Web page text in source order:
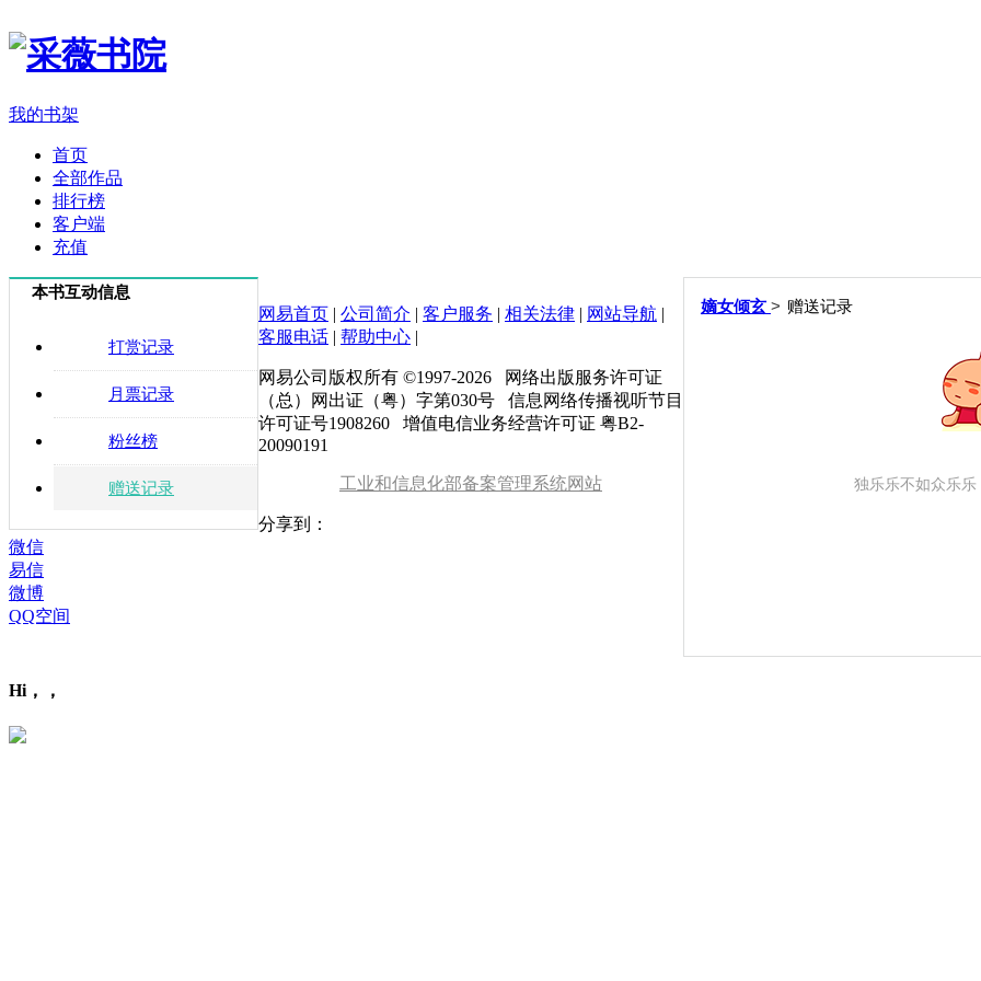
我的书架
首页
全部作品
排行榜
客户端
充值
本书互动信息
打赏记录
月票记录
粉丝榜
赠送记录
嫡女倾玄 > 赠送记录
独乐乐不如众乐
网易首页 | 公司简介 | 客户服务 | 相关法律 | 网站导航 |
客服电话 | 帮助中心 |
网易公司版权所有 ©1997-2026 网络出版服务许可证
（总）网出证（粤）字第030号 信息网络传播视听节目
许可证号1908260 增值电信业务经营许可证 粤B2-
20090191
工业和信息化部备案管理系统网站
分享到：
微信
易信
微博
QQ空间
Hi，，